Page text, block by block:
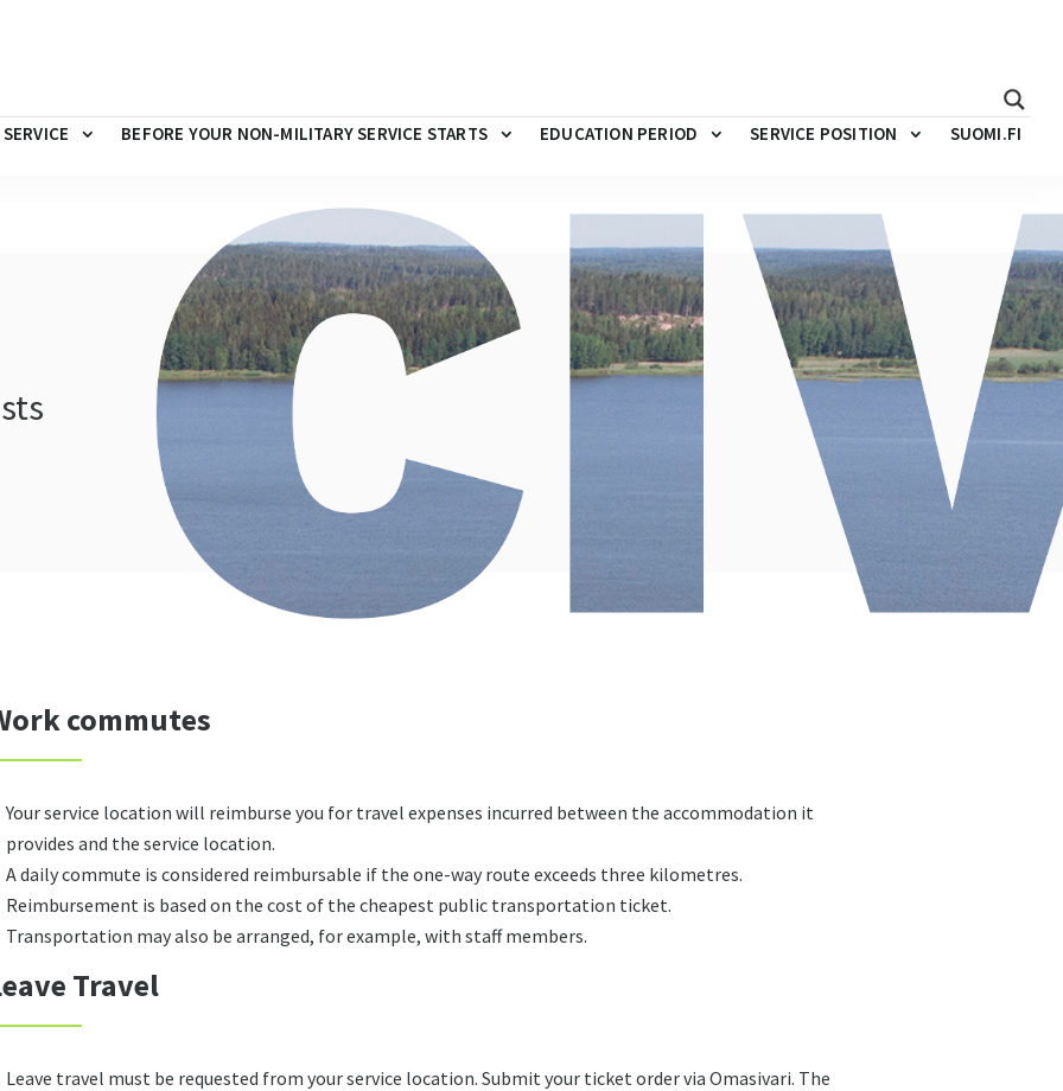
BEFORE YOUR NON-MILITARY SERVICE STARTS EDUCATION PERIOD SERVICE POSITION SUOMI.FI
commutes
Your service location will reimburse you for travel expenses incurred between the accommodation it
provides and the service location.
A daily commute is considered reimbursable if the one-way route exceeds three kilometres.
Reimbursement is based on the cost of the cheapest public transportation ticket.
Transportation may also be arranged, for example, with staff members.
Travel
Leave travel must be requested from your service location. Submit your ticket order via Omasivari. The